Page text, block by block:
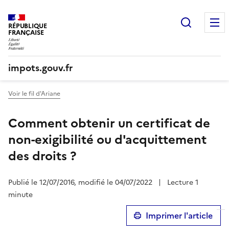
RÉPUBLIQUE
FRANÇAISE
impots.gouv.fr
Voir le fil d'Ariane
Comment obtenir un certificat de
non-exigibilité ou d'acquittement
des droits ?
Publié le 12/07/2016, modifié le 04/07/2022 |
Lecture 1
minute
Imprimer l'article